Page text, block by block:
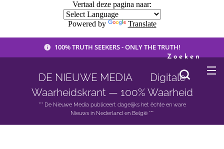
Vertaal deze pagina naar:
Powered by Translate
100% TRUTH SEEKERS - ONLY THE TRUTH!
DE NIEUWE MEDIA 🟣 Digitale
Waarheidskrant — 100% Waarheid
*** De Nieuwe Media publiceert dagelijks het èchte en ware
Nieuws in Nederland en België ***
Zoeken